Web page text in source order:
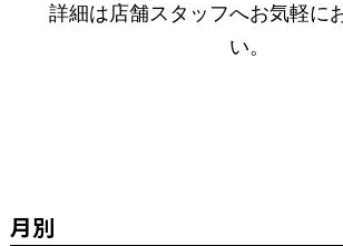
詳細は店舗スタッフへお気軽に
い。
月別